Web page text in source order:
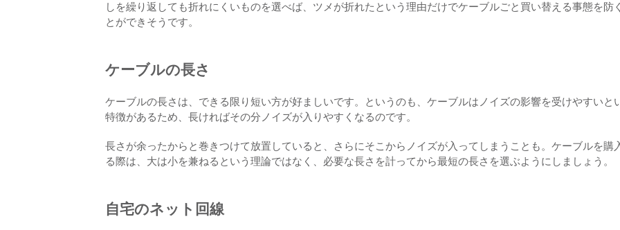
しを繰り返しても折れにくいものを選べば、ツメが折れたという理由だけでケーブルごと買い替える事態を防
とができそうです。
ケーブルの長さ
ケーブルの長さは、できる限り短い方が好ましいです。というのも、ケーブルはノイズの影響を受けやすいと
特徴があるため、長ければその分ノイズが入りやすくなるのです。
長さが余ったからと巻きつけて放置していると、さらにそこからノイズが入ってしまうことも。ケーブルを購
る際は、大は小を兼ねるという理論ではなく、必要な長さを計ってから最短の長さを選ぶようにしましょう。
自宅のネット回線